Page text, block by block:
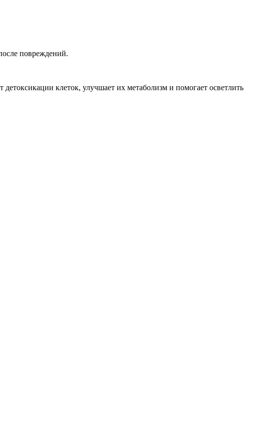
повреждений.
клеток, улучшает их метаболизм и помогает осветлить